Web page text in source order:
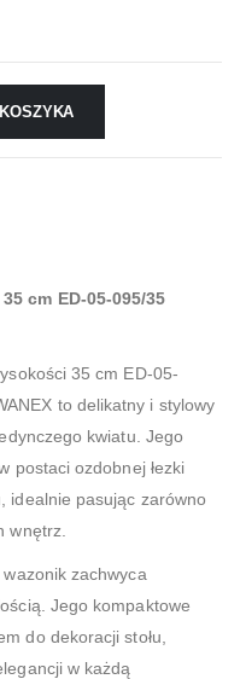
cm ED-05-095/35
35 cm ED-05-
to delikatny i stylowy
kwiatu. Jego
postaci ozdobnej łezki
idealnie pasując zarówno
wnętrz.
zachwyca
Jego kompaktowe
do dekoracji stołu,
w każdą